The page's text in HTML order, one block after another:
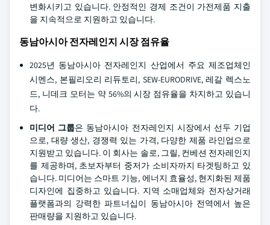
변화시키고 있습니다. 안정적인 경제 조건이 가전제품 지출
을 지속적으로 지원하고 있습니다.
동남아시아 전자레인지 시장 점유율
2025년 동남아시아 전자레인지 산업에서 주요 제조업체인
시멘스, 본필리오리 리듀토리, SEW-EURODRIVE, 레갈 렉스노
드, 니데크 모터는 약 56%의 시장 점유율을 차지하고 있습니
다.
미디어 그룹은 동남아시아 전자레인지 시장에서 선두 기업
으로, 대량 생산, 경쟁력 있는 가격, 다양한 제품 라인업으로
지원받고 있습니다. 이 회사는 솔로, 그릴, 컨베션 전자레인지
를 제공하며, 초보자부터 중저가 소비자까지 타겟팅하고 있
습니다. 미디어는 스마트 기능, 에너지 효율성, 현지화된 제품
디자인에 집중하고 있습니다. 지역 소매업체와 전자상거래
플랫폼과의 강력한 파트너십이 동남아시아 전역에서 높은
판매량을 지원하고 있습니다.